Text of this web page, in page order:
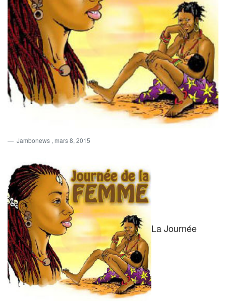
Jambonews , mars 8, 2015
La Journée